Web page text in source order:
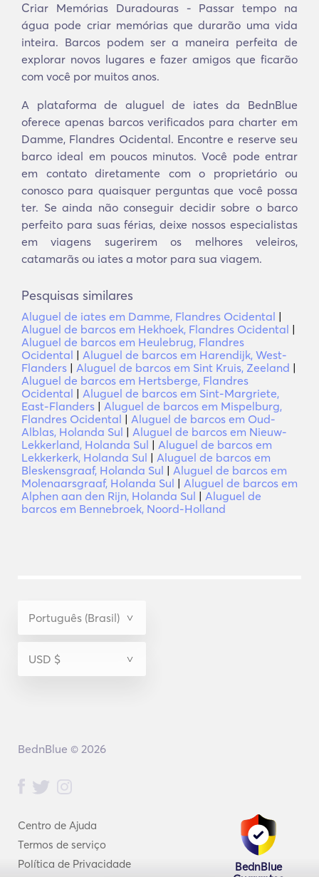
Criar Memórias Duradouras - Passar tempo na
água pode criar memórias que durarão uma vida
inteira. Barcos podem ser a maneira perfeita de
explorar novos lugares e fazer amigos que ficarão
com você por muitos anos.
A plataforma de aluguel de iates da BednBlue
oferece apenas barcos verificados para charter em
Damme, Flandres Ocidental. Encontre e reserve seu
barco ideal em poucos minutos. Você pode entrar
em contato diretamente com o proprietário ou
conosco para quaisquer perguntas que você possa
ter. Se ainda não conseguir decidir sobre o barco
perfeito para suas férias, deixe nossos especialistas
em viagens sugerirem os melhores veleiros,
catamarãs ou iates a motor para sua viagem.
Pesquisas similares
Aluguel de iates em Damme, Flandres Ocidental |
Aluguel de barcos em Hekhoek, Flandres Ocidental |
Aluguel de barcos em Heulebrug, Flandres
Ocidental | Aluguel de barcos em Harendijk, West-
Flanders | Aluguel de barcos em Sint Kruis, Zeeland |
Aluguel de barcos em Hertsberge, Flandres
Ocidental | Aluguel de barcos em Sint-Margriete,
East-Flanders | Aluguel de barcos em Mispelburg,
Flandres Ocidental | Aluguel de barcos em Oud-
Alblas, Holanda Sul | Aluguel de barcos em Nieuw-
Lekkerland, Holanda Sul | Aluguel de barcos em
Lekkerkerk, Holanda Sul | Aluguel de barcos em
Bleskensgraaf, Holanda Sul | Aluguel de barcos em
Molenaarsgraaf, Holanda Sul | Aluguel de barcos em
Alphen aan den Rijn, Holanda Sul | Aluguel de
barcos em Bennebroek, Noord-Holland
Centro de Ajuda
Termos de serviço
Política de Privacidade
BednBlue
BednBlue © 2026